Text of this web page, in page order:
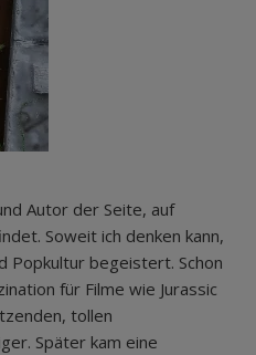
Autor der Seite, auf
Soweit ich denken kann,
Popkultur begeistert. Schon
für Filme wie Jurassic
tollen
Später kam eine